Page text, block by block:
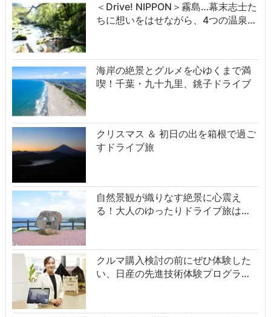
＜Drive! NIPPON＞霧島…幕末志士た
ちに想いをはせながら、4つの温泉…
海岸の絶景とグルメを心ゆくまで満
喫！千葉・九十九里、銚子ドライブ
クリスマス ＆ 初日の出を箱根で過ご
すドライブ旅
自然景観が織りなす絶景に心震え
る！大人のゆったりドライブ旅は…
クルマ購入検討の前にぜひ体験した
い、日産の先進技術体験プログラ…